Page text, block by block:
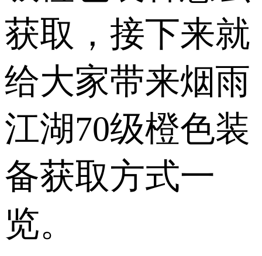
获取，接下来就
给大家带来烟雨
江湖70级橙色装
备获取方式一
览。